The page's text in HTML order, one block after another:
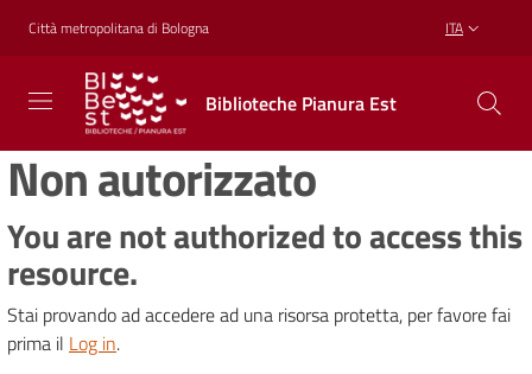
Vai al contenuto
Vai alla navigazione
Vai al footer
Città metropolitana di Bologna ITA
Biblioteche Pianura Est
Biblioteche
Pianura
Est
CONOSCERE,
CREARE,
Biblioteche
Non autorizzato
You are not authorized to access this
resource.
Stai provando ad accedere ad una risorsa protetta, per favore fai
prima il Log in.